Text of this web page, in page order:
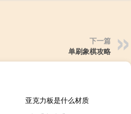
下一篇
单刷象棋攻略
亚克力板是什么材质